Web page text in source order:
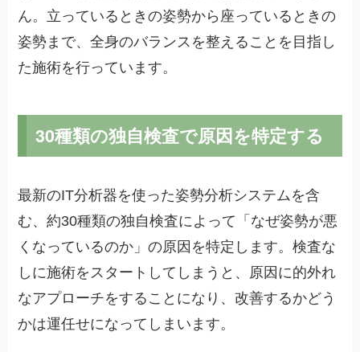
ん。立っているときの姿勢から座っているときの
姿勢まで、全身のバランスを整えることを目指し
た施術を行っています。
30種類の独自検査で原因を特定する
最新のIT分析器を使った姿勢分析システムを含
む、約30種類の独自検査によって「なぜ姿勢が悪
くなっているのか」の原因を特定します。検査な
しに施術をスタートしてしまうと、原因に的外れ
なアプローチをすることになり、改善するかどう
かは運任せになってしまいます。